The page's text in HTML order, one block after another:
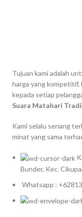
Tujuan kami adalah
harga yang kompetitif,
kepada setiap
Suara Matahari
Kami selalu senang
minat yang sama
Bunder, Kec.
Whatsapp :